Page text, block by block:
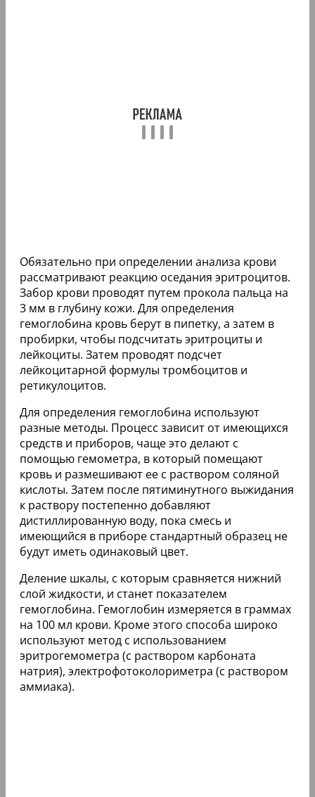
Обязательно при определении анализа крови
рассматривают реакцию оседания эритроцитов.
Забор крови проводят путем прокола пальца на
3 мм в глубину кожи. Для определения
гемоглобина кровь берут в пипетку, а затем в
пробирки, чтобы подсчитать эритроциты и
лейкоциты. Затем проводят подсчет
лейкоцитарной формулы тромбоцитов и
ретикулоцитов.
Для определения гемоглобина используют
разные методы. Процесс зависит от имеющихся
средств и приборов, чаще это делают с
помощью гемометра, в который помещают
кровь и размешивают ее с раствором соляной
кислоты. Затем после пятиминутного выжидания
к раствору постепенно добавляют
дистиллированную воду, пока смесь и
имеющийся в приборе стандартный образец не
будут иметь одинаковый цвет.
Деление шкалы, с которым сравняется нижний
слой жидкости, и станет показателем
гемоглобина. Гемоглобин измеряется в граммах
на 100 мл крови. Кроме этого способа широко
используют метод с использованием
эритрогемометра (с раствором карбоната
натрия), электрофотоколориметра (с раствором
аммиака).